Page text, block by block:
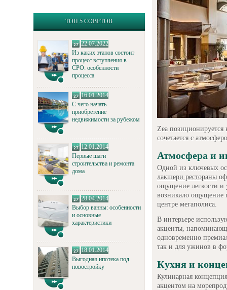
ТОП 5 СОВЕТОВ
22.07.2022
Из каких этапов состоит
процесс вступления в
СРО: особенности
процесса
16.01.2014
С чего начать
приобретение
недвижимости за рубежом
12.01.2014
Первые шаги
строительства и ремонта
дома
28.04.2014
Выбор ванны: особенности
и основные
характеристики
18.01.2014
Выгодная ипотека под
новостройку
Zea позиционируется
сочетается с
Атмосфера и
Одной из ключевых
лакшери рестораны
ощущение легкости и
возникало ощущение
центре мегаполиса.
В интерьере
акценты,
одновременно
так и для ужинов в
Кухня и
Кулинарная
акцентом на